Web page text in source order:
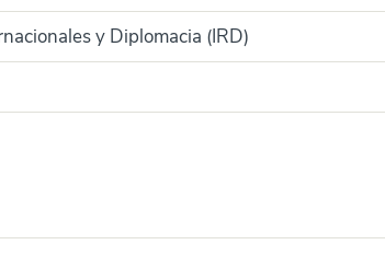
y Diplomacia (IRD)